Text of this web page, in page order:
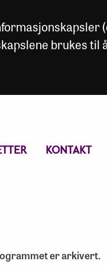
brukes til
KONTAKT
er arkivert.